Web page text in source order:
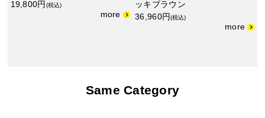
19,800円 (税込)
ッキブラウン
36,960円(税込)
Same Category